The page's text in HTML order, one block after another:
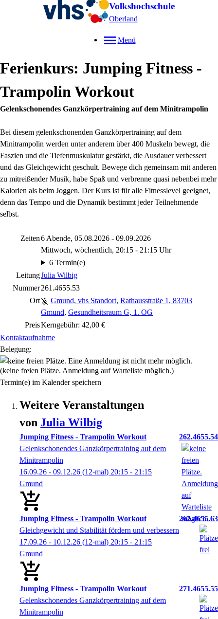
Volkshochschule
Oberland
Menü
Ferienkurs: Jumping Fitness -
Trampolin Workout
Gelenkschonendes Ganzkörpertraining auf dem Minitrampolin
Bei diesem gelenkschonenden Ganzkörpertraining auf dem
Minitrampolin werden unter anderem über 400 Muskeln bewegt, die
Faszien und die Tiefenmuskulatur gestärkt, die Ausdauer verbessert
und das Gleichgewicht geschult. Bewege dich gemeinsam mit anderen
zu mitreißender Musik, habe Spaß und verbrenne quasi nebenbei mehr
Kalorien als beim Joggen. Der Kurs ist für alle Fitnesslevel geeignet,
denn das Tempo und die Dynamik bestimmt jeder Teilnehmende
selbst.
Zeiten6 Abende, 05.08.2026 - 09.09.2026
Mittwoch, wöchentlich, 20:15 - 21:15 Uhr
6 Termin(e)
LeitungJulia Wilbig
Nummer261.4655.53
Ort
Gmund, vhs Standort, Rathausstraße 1, 83703
Gmund, Gesundheitsraum G, 1. OG
PreisKerngebühr: 42,00 €
Kontaktaufnahme
Belegung:
(keine freien Plätze. Anmeldung auf Warteliste möglich.)
Termin(e) im Kalender speichern
Weitere Veranstaltungen
von Julia Wilbig
Jumping Fitness - Trampolin Workout
262.4655.54
Gelenkschonendes Ganzkörpertraining auf dem
Minitrampolin
16.09.26 - 09.12.26 (12-mal) 20:15 - 21:15
Gmund
Jumping Fitness - Trampolin Workout
262.4655.63
Gleichgewicht und Stabilität fördern und verbessern
17.09.26 - 10.12.26 (12-mal) 20:15 - 21:15
Gmund
Jumping Fitness - Trampolin Workout
271.4655.55
Gelenkschonendes Ganzkörpertraining auf dem
Minitrampolin